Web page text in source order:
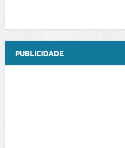
PUBLICIDADE